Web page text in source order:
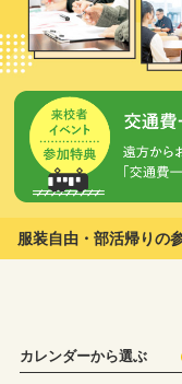
服装自由・部活帰りの
カレンダーから選ぶ